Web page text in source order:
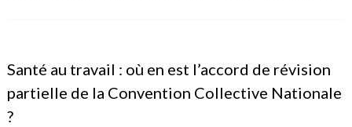
Santé au travail : où en est l’accord de révision
partielle de la Convention Collective Nationale
?